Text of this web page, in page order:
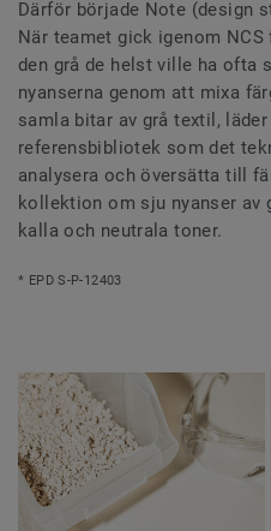
Därför började Note (design
När teamet gick igenom
den grå de helst ville ha ofta
nyanserna genom att mixa
samla bitar av grå textil,
referensbibliotek som det
analysera och översätta till
kollektion om sju nyanser av
kalla och neutrala toner.
* EPD S-P-12403